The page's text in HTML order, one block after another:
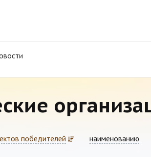
победителей наименованию